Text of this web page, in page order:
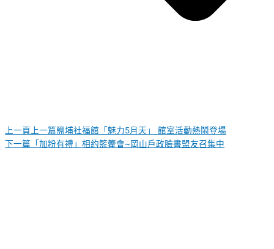
上一頁 上一篇鹽埔社福館「魅力5月天」 館室活動熱鬧登場
下一篇 「加粉有禮」相約籃籗會~岡山戶政臉書盟友召集中